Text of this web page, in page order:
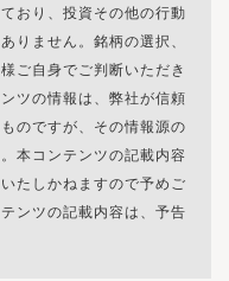
標が
。よ
際に
えば、
積み
の目
み立
信託
率よ
るこ
や特
えな
ない
NISA
口座
が出
からの
りが無
るこ
高い
なる
ん。
託元
から
めで
を支
って
イザ
て、
券投
企業
券
す。
ま
債券
と！
2つの
資枠
リッ
いと
資枠
信託
し
戦略
で、
断し
枠」
おり、投資その他の行動
りません。銘柄の選択、
ご自身でご判断いただき
ツの情報は、弊社が信頼
のですが、その情報源の
本コンテンツの記載内容
たしかねますので予めご
ンツの記載内容は、予告